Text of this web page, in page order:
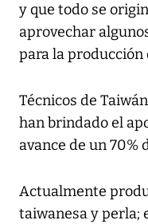
y que todo se
aprovechar
para la producción
Técnicos de
han brindado el
avance de un 70%
Actualmente
taiwanesa y perla;